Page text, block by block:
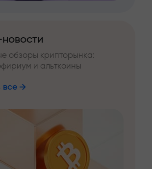
обзоры крипторынка:
и альткоины
все